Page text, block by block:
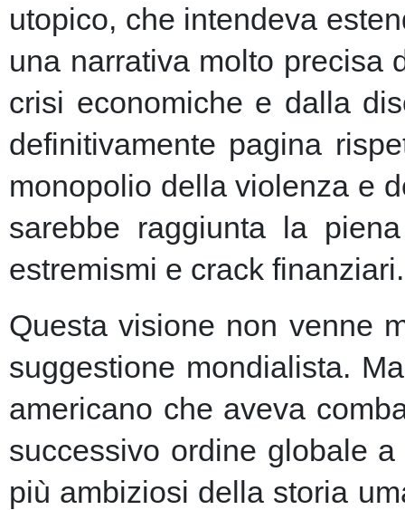
utopico, che intendeva
una narrativa molto precisa
crisi economiche e dalla
definitivamente pagina
monopolio della violenza e
sarebbe raggiunta la
estremismi e crack finanziari.
Questa visione non venne
suggestione mondialista.
americano che aveva
successivo ordine globale
più ambiziosi della storia